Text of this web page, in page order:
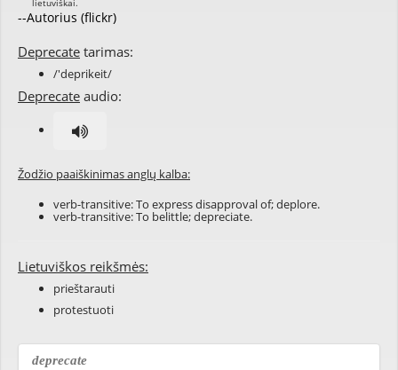
--Autorius (flickr)
Deprecate tarimas:
/'deprikeit/
Deprecate audio:
Žodžio paaiškinimas anglų kalba:
verb-transitive: To express disapproval of; deplore.
verb-transitive: To belittle; depreciate.
Lietuviškos reikšmės:
prieštarauti
protestuoti
deprecate